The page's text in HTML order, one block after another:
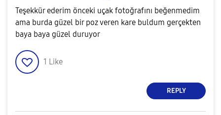
Teşekkür ederim önceki uçak fotoğrafını beğenmedim
ama burda güzel bir poz veren kare buldum gerçekten
baya baya güzel duruyor
1 Like
REPLY